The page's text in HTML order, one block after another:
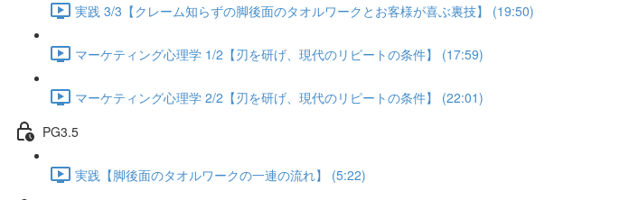
実践 3/3【クレーム知らずの脚後面のタオルワークとお客様が喜ぶ裏技】 (19:50)
マーケティング心理学 1/2【刃を研げ、現代のリピートの条件】 (17:59)
マーケティング心理学 2/2【刃を研げ、現代のリピートの条件】 (22:01)
PG3.5
実践【脚後面のタオルワークの一連の流れ】 (5:22)